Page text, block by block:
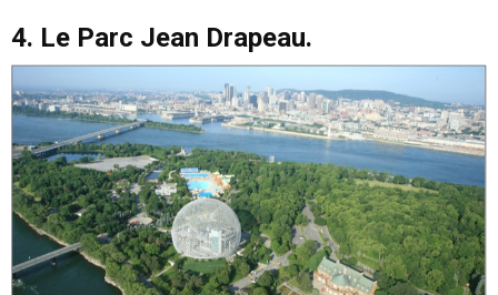
4. Le Parc Jean Drapeau.